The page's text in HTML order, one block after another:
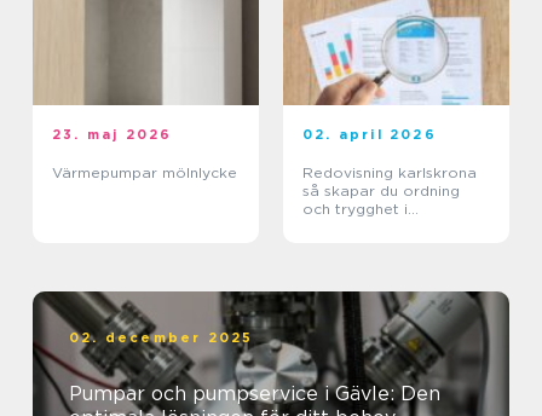
23. maj 2026
Värmepumpar mölnlycke
02. april 2026
Redovisning karlskrona
så skapar du ordning
och trygghet i
02. december 2025
Pumpar och pumpservice i Gävle: Den